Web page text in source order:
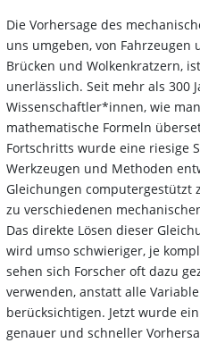
Die Vorhersage des
uns umgeben, von
Brücken und Wolkenkratzern,
unerlässlich. Seit mehr als 300
Wissenschaftler*innen, wie
mathematische Formeln
Fortschritts wurde eine riesige
Werkzeugen und Methoden
Gleichungen computergestützt
zu verschiedenen
Das direkte Lösen dieser
wird umso schwieriger, je
sehen sich Forscher oft dazu
verwenden, anstatt alle
berücksichtigen. Jetzt wurde
genauer und schneller